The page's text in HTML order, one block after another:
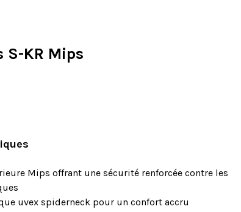
S-KR Mips
Mips offrant une sécurité renforcée contre les
uvex spiderneck pour un confort accru